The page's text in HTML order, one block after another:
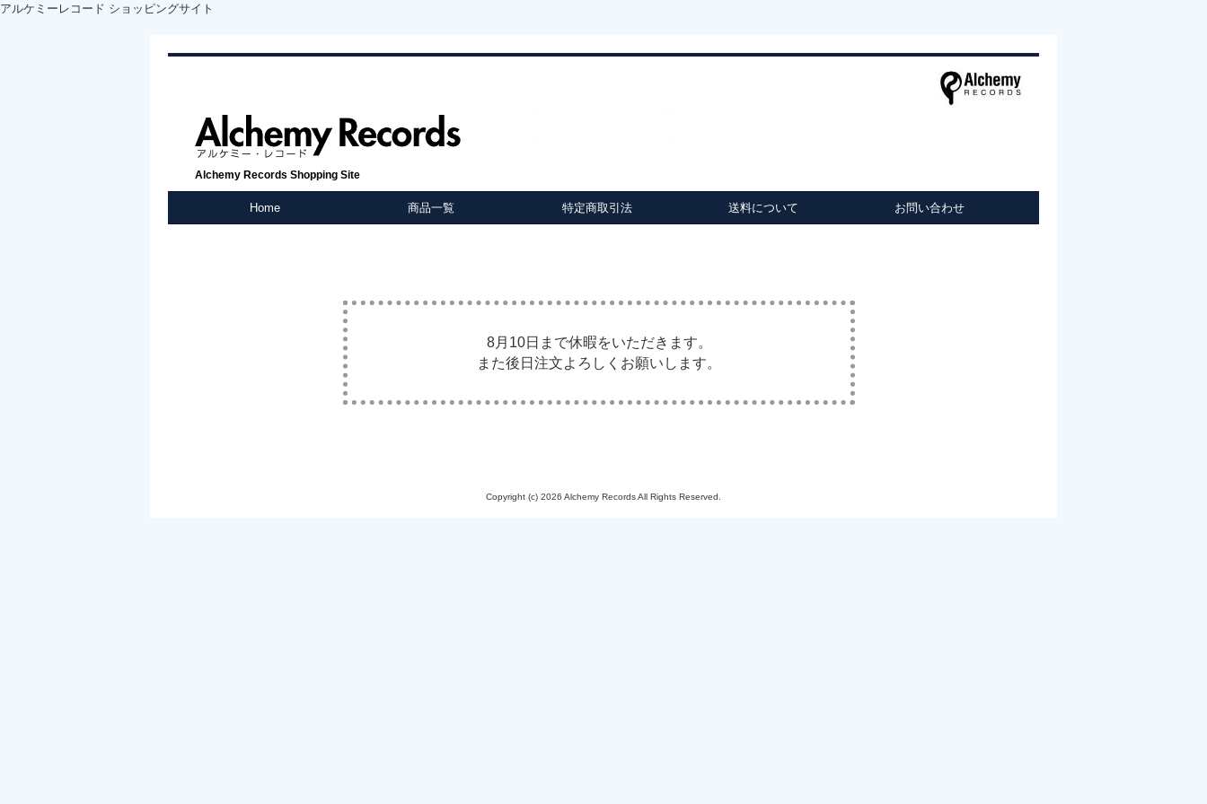
アルケミーレコード ショッピングサイト
Alchemy Records Shopping Site
Home 商品一覧 特定商取引法 送料について お問い合わせ
8月10日まで休暇をいただきます。
また後日注文よろしくお願いします。
Copyright (c) 2026 Alchemy Records All Rights Reserved.